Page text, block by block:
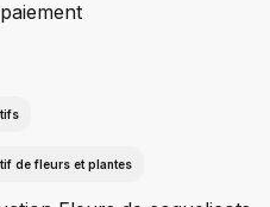
de fleurs et plantes